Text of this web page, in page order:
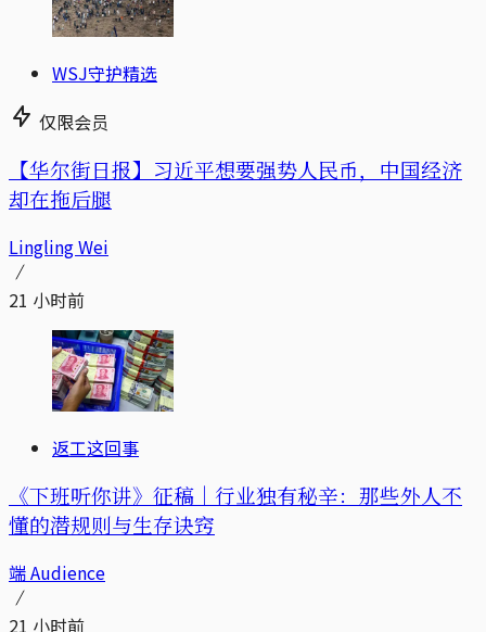
WSJ守护精选
仅限会员
【华尔街日报】习近平想要强势人民币，中国经济
却在拖后腿
Lingling Wei
21 小时前
返工这回事
《下班听你讲》征稿｜行业独有秘辛：那些外人不
懂的潜规则与生存诀窍
端 Audience
21 小时前